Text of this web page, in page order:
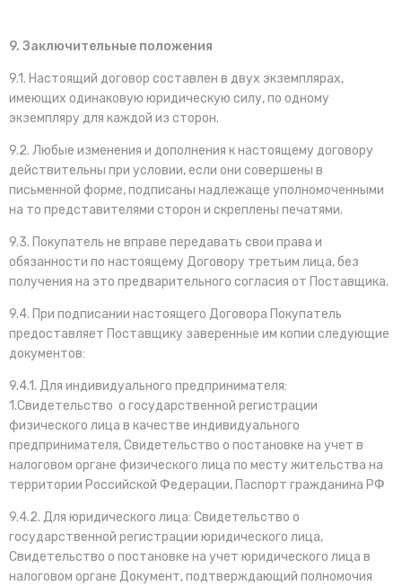
9. Заключительные положения
9.1. Настоящий договор составлен в двух экземплярах,
имеющих одинаковую юридическую силу, по одному
экземпляру для каждой из сторон.
9.2. Любые изменения и дополнения к настоящему договору
действительны при условии, если они совершены в
письменной форме, подписаны надлежаще уполномоченными
на то представителями сторон и скреплены печатями.
9.3. Покупатель не вправе передавать свои права и
обязанности по настоящему Договору третьим лица, без
получения на это предварительного согласия от Поставщика.
9.4. При подписании настоящего Договора Покупатель
предоставляет Поставщику заверенные им копии следующие
документов:
9.4.1. Для индивидуального предпринимателя:
1.Свидетельство о государственной регистрации
физического лица в качестве индивидуального
предпринимателя, Свидетельство о постановке на учет в
налоговом органе физического лица по месту жительства на
территории Российской Федерации, Паспорт гражданина РФ
9.4.2. Для юридического лица: Свидетельство о
государственной регистрации юридического лица,
Свидетельство о постановке на учет юридического лица в
налоговом органе Документ, подтверждающий полномочия